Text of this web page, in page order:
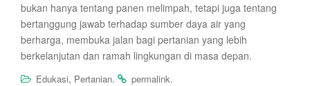
bukan hanya tentang panen melimpah, tetapi juga tentang
bertanggung jawab terhadap sumber daya air yang
berharga, membuka jalan bagi pertanian yang lebih
berkelanjutan dan ramah lingkungan di masa depan.
Edukasi, Pertanian. permalink.